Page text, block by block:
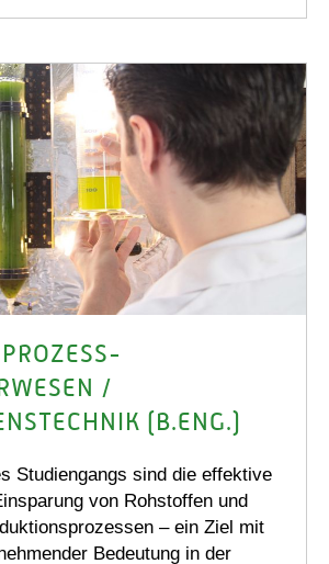
/
(B.ENG.)
Studiengangs sind die effektive
von Rohstoffen und
– ein Ziel mit
Bedeutung in der